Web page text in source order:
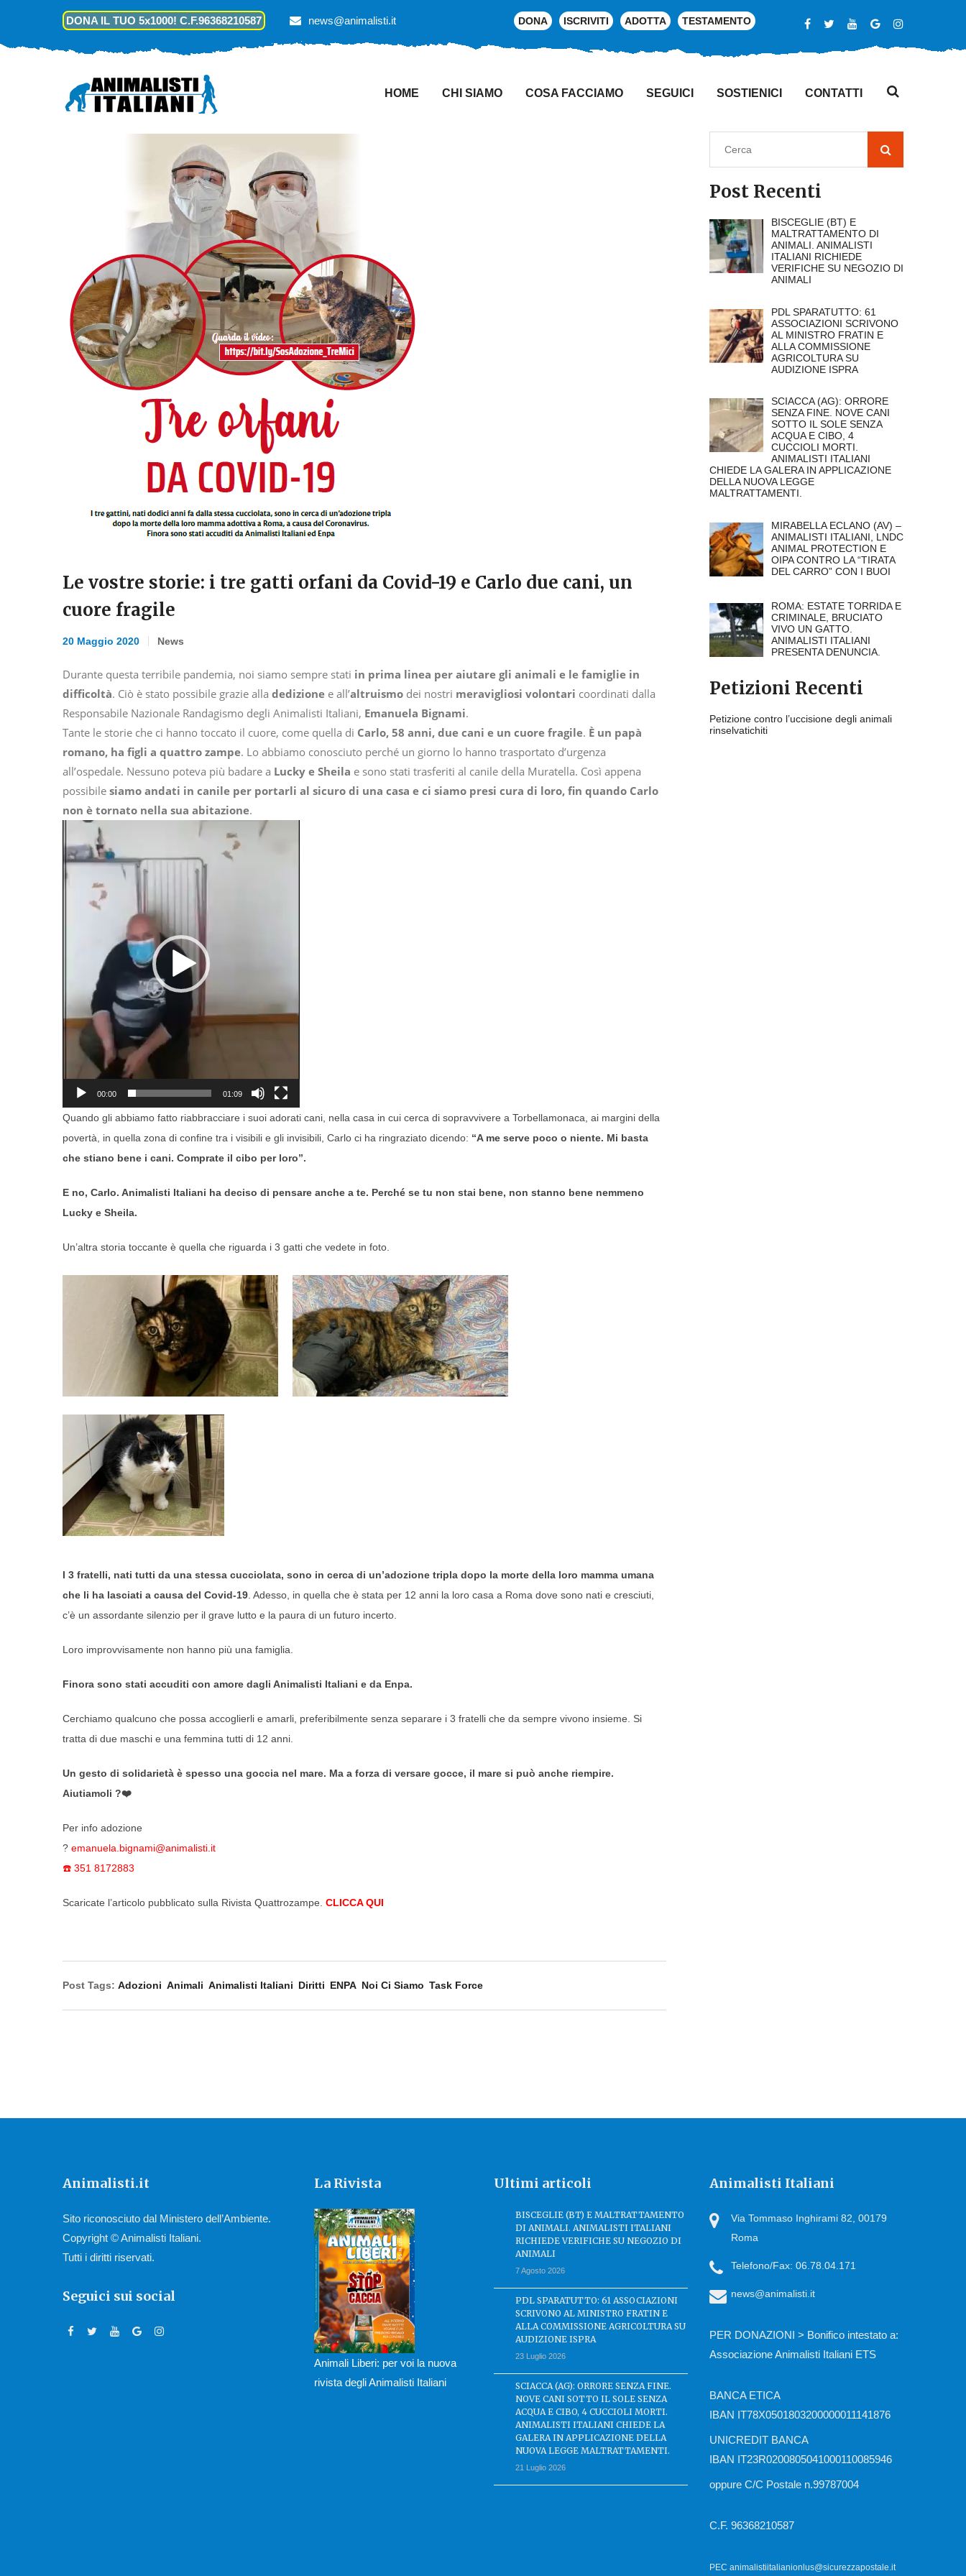
DONA IL TUO 5x1000! C.F.96368210587 news@animalisti.it DONA ISCRIVITI ADOTTA TESTAMENTO
HOME CHI SIAMO COSA FACCIAMO SEGUICI SOSTIENICI CONTATTI
Le vostre storie: i tre gatti orfani da Covid-19 e Carlo due cani, un
cuore fragile
20 Maggio 2020 News
Durante questa terribile pandemia, noi siamo sempre stati in prima linea per aiutare gli animali e le famiglie in
difficoltà. Ciò è stato possibile grazie alla dedizione e all’altruismo dei nostri meravigliosi volontari coordinati dalla
Responsabile Nazionale Randagismo degli Animalisti Italiani, Emanuela Bignami.
Tante le storie che ci hanno toccato il cuore, come quella di Carlo, 58 anni, due cani e un cuore fragile. È un papà
romano, ha figli a quattro zampe. Lo abbiamo conosciuto perché un giorno lo hanno trasportato d’urgenza
all’ospedale. Nessuno poteva più badare a Lucky e Sheila e sono stati trasferiti al canile della Muratella. Così appena
possibile siamo andati in canile per portarli al sicuro di una casa e ci siamo presi cura di loro, fin quando Carlo
non è tornato nella sua abitazione.
Player
00:00 01:09
Quando gli abbiamo fatto riabbracciare i suoi adorati cani, nella casa in cui cerca di sopravvivere a Torbellamonaca, ai margini della
povertà, in quella zona di confine tra i visibili e gli invisibili, Carlo ci ha ringraziato dicendo: “A me serve poco o niente. Mi basta
che stiano bene i cani. Comprate il cibo per loro”.
E no, Carlo. Animalisti Italiani ha deciso di pensare anche a te. Perché se tu non stai bene, non stanno bene nemmeno
Lucky e Sheila.
Un’altra storia toccante è quella che riguarda i 3 gatti che vedete in foto.
I 3 fratelli, nati tutti da una stessa cucciolata, sono in cerca di un’adozione tripla dopo la morte della loro mamma umana
che li ha lasciati a causa del Covid-19 . Adesso, in quella che è stata per 12 anni la loro casa a Roma dove sono nati e cresciuti,
c’è un assordante silenzio per il grave lutto e la paura di un futuro incerto.
Loro improvvisamente non hanno più una famiglia.
Finora sono stati accuditi con amore dagli Animalisti Italiani e da Enpa.
Cerchiamo qualcuno che possa accoglierli e amarli, preferibilmente senza separare i 3 fratelli che da sempre vivono insieme. Si
tratta di due maschi e una femmina tutti di 12 anni.
Un gesto di solidarietà è spesso una goccia nel mare. Ma a forza di versare gocce, il mare si può anche riempire.
Aiutiamoli ?❤️
Per info adozione
? emanuela.bignami@animalisti.it
☎️ 351 8172883
Scaricate l’articolo pubblicato sulla Rivista Quattrozampe. CLICCA QUI
Post Tags: Adozioni Animali Animalisti Italiani Diritti ENPA Noi Ci Siamo Task Force
Post Recenti
BISCEGLIE (BT) E
MALTRATTAMENTO DI
ANIMALI. ANIMALISTI
ITALIANI RICHIEDE
VERIFICHE SU NEGOZIO DI
ANIMALI
PDL SPARATUTTO: 61
ASSOCIAZIONI SCRIVONO
AL MINISTRO FRATIN E
ALLA COMMISSIONE
AGRICOLTURA SU
AUDIZIONE ISPRA
SCIACCA (AG): ORRORE
SENZA FINE. NOVE CANI
SOTTO IL SOLE SENZA
ACQUA E CIBO, 4
CUCCIOLI MORTI.
ANIMALISTI ITALIANI
CHIEDE LA GALERA IN APPLICAZIONE
DELLA NUOVA LEGGE
MALTRATTAMENTI.
MIRABELLA ECLANO (AV) –
ANIMALISTI ITALIANI, LNDC
ANIMAL PROTECTION E
OIPA CONTRO LA “TIRATA
DEL CARRO” CON I BUOI
ROMA: ESTATE TORRIDA E
CRIMINALE, BRUCIATO
VIVO UN GATTO.
ANIMALISTI ITALIANI
PRESENTA DENUNCIA.
Petizioni Recenti
Petizione contro l’uccisione degli animali
rinselvatichiti
Animalisti.it
Sito riconosciuto dal Ministero dell’Ambiente.
Copyright © Animalisti Italiani.
Tutti i diritti riservati.
Seguici sui social
La Rivista
Animali Liberi: per voi la nuova
rivista degli Animalisti Italiani
Ultimi articoli
BISCEGLIE (BT) E MALTRATTAMENTO
DI ANIMALI. ANIMALISTI ITALIANI
RICHIEDE VERIFICHE SU NEGOZIO DI
ANIMALI
7 Agosto 2026
PDL SPARATUTTO: 61 ASSOCIAZIONI
SCRIVONO AL MINISTRO FRATIN E
ALLA COMMISSIONE AGRICOLTURA SU
AUDIZIONE ISPRA
23 Luglio 2026
SCIACCA (AG): ORRORE SENZA FINE.
NOVE CANI SOTTO IL SOLE SENZA
ACQUA E CIBO, 4 CUCCIOLI MORTI.
ANIMALISTI ITALIANI CHIEDE LA
GALERA IN APPLICAZIONE DELLA
NUOVA LEGGE MALTRATTAMENTI.
21 Luglio 2026
Animalisti Italiani
Via Tommaso Inghirami 82, 00179
Roma
Telefono/Fax: 06.78.04.171
news@animalisti.it
PER DONAZIONI > Bonifico intestato a:
Associazione Animalisti Italiani ETS
BANCA ETICA
IBAN IT78X0501803200000011141876
UNICREDIT BANCA
IBAN IT23R0200805041000110085946
oppure C/C Postale n.99787004
C.F. 96368210587
PEC animalistiitalianionlus@sicurezzapostale.it